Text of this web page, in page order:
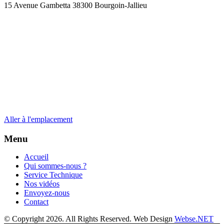
15 Avenue Gambetta 38300 Bourgoin-Jallieu
Aller à l'emplacement
Menu
Accueil
Qui sommes-nous ?
Service Technique
Nos vidéos
Envoyez-nous
Contact
© Copyright 2026. All Rights Reserved. Web Design Webse.NET